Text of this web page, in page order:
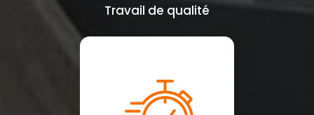
Travail de qualité